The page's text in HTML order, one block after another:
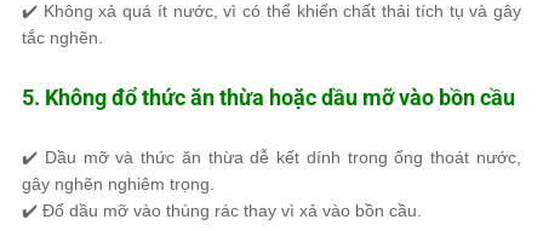
✔️ Không xả quá ít nước, vì có thể khiến chất thải tích tụ và gây
tắc nghẽn.
5. Không đổ thức ăn thừa hoặc dầu mỡ vào bồn cầu
✔️ Dầu mỡ và thức ăn thừa dễ kết dính trong ống thoát nước,
gây nghẽn nghiêm trọng.
✔️ Đổ dầu mỡ vào thùng rác thay vì xả vào bồn cầu.